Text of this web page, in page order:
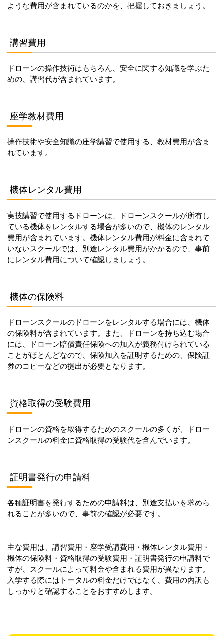
ような費用が含まれているのかを、把握しておきましょう。
講習費用
ドローンの操作技術はもちろん、安全に関する知識を学ぶた
めの、講習代が含まれています。
座学教材費用
操作技術や安全知識の座学講習で使用する、教材費用が含ま
れています。
機体レンタル費用
実技講習で使用するドローンは、ドローンスクールが所有し
ている機体をレンタルする場合が多いので、機体のレンタル
費用が含まれています。機体レンタル費用が料金に含まれて
いないスクールでは、別途レンタル費用がかかるので、事前
にレンタル費用について確認しましょう。
機体の保険料
ドローンスクールのドローンをレンタルする場合には、機体
の保険料が含まれています。また、ドローンを持ち込む場合
には、ドローン賠償責任保険への加入が義務付けられている
ことがほとんどなので、保険加入を証明するための、保険証
券のコピーなどの提出が必要となります。
資格取得の受験費用
ドローンの資格を取得するためのスクールの多くが、ドロー
ンスクールの料金に資格取得の受験代を含んでいます。
証明書発行の申請料
各種証明書を発行するための申請料は、別途支払いを求めら
れることが多いので、事前の確認が必要です。
主な費用は、講習費用・座学受講費用・機体レンタル費用・
機体の保険料・資格取得の受験費用・証明書発行の申請料で
すが、スクールによって料金や含まれる費用が異なります。
入学する際にはトータルの料金だけではなく、費用の内訳も
しっかりと確認することをおすすめします。